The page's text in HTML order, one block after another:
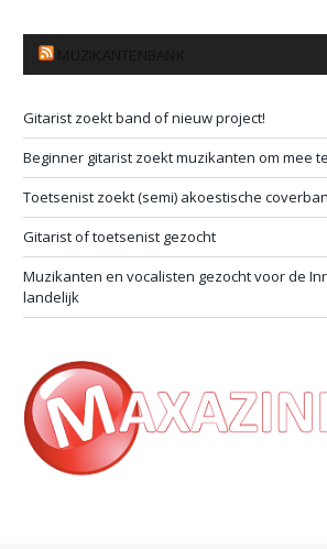
Gitarist zoekt band of nieuw project!
Beginner gitarist zoekt muzikanten om mee
Toetsenist zoekt (semi) akoestische
Gitarist of toetsenist gezocht
Muzikanten en vocalisten gezocht voor de
landelijk